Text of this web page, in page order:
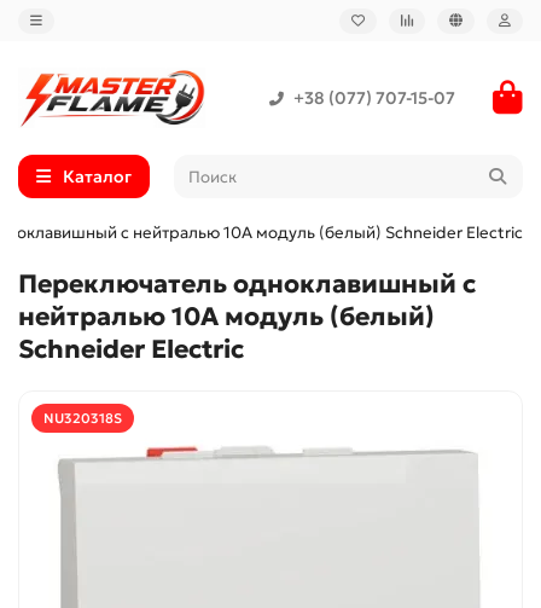
+38 (077) 707-15-07
Каталог
с нейтралью 10А модуль (белый) Schneider Electric
Переключатель одноклавишный с
нейтралью 10А модуль (белый)
Schneider Electric
NU320318S